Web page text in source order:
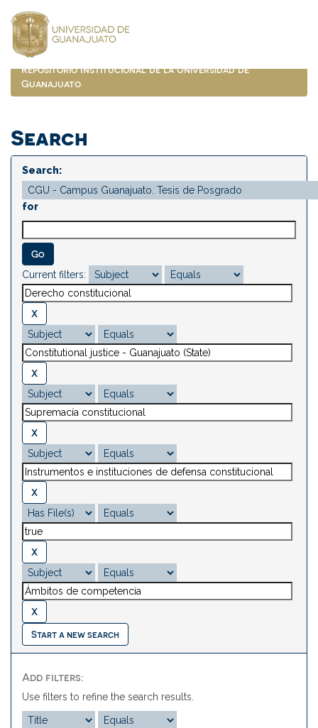
navigation
Repositorio Institucional de la Universidad de
Guanajuato
Search
Search:
for
Current filters:
Start a new search
Add filters:
Use filters to refine the search results.